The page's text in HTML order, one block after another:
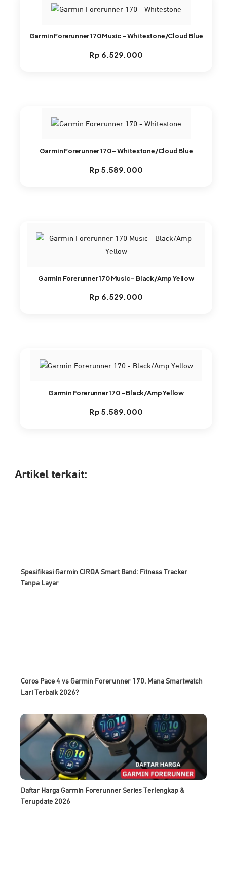
Garmin Forerunner 170 Music – Whitestone/Cloud Blue
Rp 6.529.000
Garmin Forerunner 170 – Whitestone/Cloud Blue
Rp 5.589.000
Garmin Forerunner 170 Music – Black/Amp Yellow
Rp 6.529.000
Garmin Forerunner 170 – Black/Amp Yellow
Rp 5.589.000
Artikel terkait:
Spesifikasi Garmin CIRQA Smart Band: Fitness Tracker
Tanpa Layar
Coros Pace 4 vs Garmin Forerunner 170, Mana Smartwatch
Lari Terbaik 2026?
Daftar Harga Garmin Forerunner Series Terlengkap &
Terupdate 2026